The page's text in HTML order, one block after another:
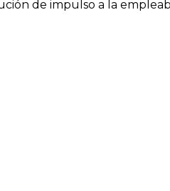
de impulso a la